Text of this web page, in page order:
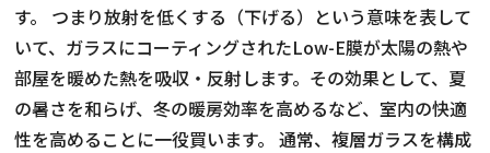
す。 つまり放射を低くする（下げる）という意味を表して
いて、ガラスにコーティングされたLow-E膜が太陽の熱や
部屋を暖めた熱を吸収・反射します。その効果として、夏
の暑さを和らげ、冬の暖房効率を高めるなど、室内の快適
性を高めることに一役買います。 通常、複層ガラスを構成